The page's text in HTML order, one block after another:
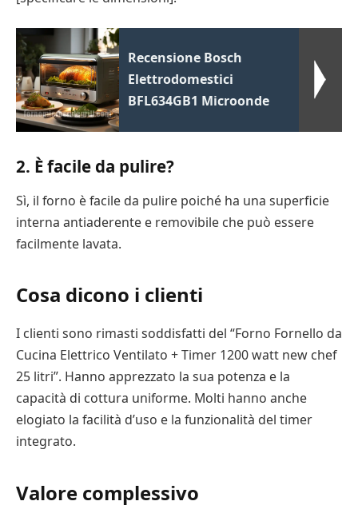
Recensione Bosch
Elettrodomestici
BFL634GB1 Microonde
2. È facile da pulire?
Sì, il forno è facile da pulire poiché ha una superficie
interna antiaderente e removibile che può essere
facilmente lavata.
Cosa dicono i clienti
I clienti sono rimasti soddisfatti del “Forno Fornello da
Cucina Elettrico Ventilato + Timer 1200 watt new chef
25 litri”. Hanno apprezzato la sua potenza e la
capacità di cottura uniforme. Molti hanno anche
elogiato la facilità d’uso e la funzionalità del timer
integrato.
Valore complessivo